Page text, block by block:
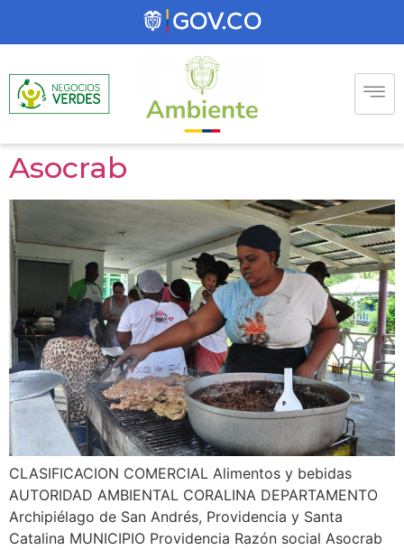
Asocrab
CLASIFICACION COMERCIAL Alimentos y bebidas
AUTORIDAD AMBIENTAL CORALINA DEPARTAMENTO
Archipiélago de San Andrés, Providencia y Santa
Catalina MUNICIPIO Providencia Razón social Asocrab